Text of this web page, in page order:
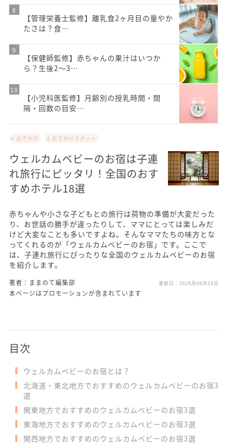
【管理栄養士監修】離乳食2ヶ月目の量やか
たさは？食…
【保健師監修】赤ちゃんの果汁はいつか
ら？生後2～3…
【小児科医監修】月齢別の授乳時間・間
隔・回数の目安…
# おでかけ # おでかけスポット
ウェルカムベビーのお宿は子連
れ旅行にピッタリ！全国のおす
すめホテル18選
赤ちゃんや小さな子どもとの旅行は荷物の準備が大変だった
り、お世話の勝手が違ったりして、ママにとっては楽しみだ
けど大変なことも多いですよね。そんなママたちの味方とな
ってくれるのが「ウェルカムベビーのお宿」です。ここで
は、子連れ旅行にぴったりな全国のウェルカムベビーのお宿
を紹介します。
著者：ままのて編集部 更新日： 2026月06月18日
本ページはプロモーションが含まれています
目次
ウェルカムベビーのお宿とは？
北海道・東北地方でおすすめのウェルカムベビーのお宿3
選
関東地方でおすすめのウェルカムベビーのお宿3選
東海地方でおすすめのウェルカムベビーのお宿3選
関西地方でおすすめのウェルカムベビーのお宿3選